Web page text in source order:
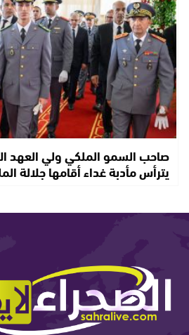
صاحب السمو الملكي ولي العهد
يترأس مأدبة غداء أقامها جلالة